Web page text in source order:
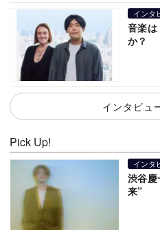
インタ
音楽
か？
インタビュ
Pick Up!
インタ
渋谷
来”